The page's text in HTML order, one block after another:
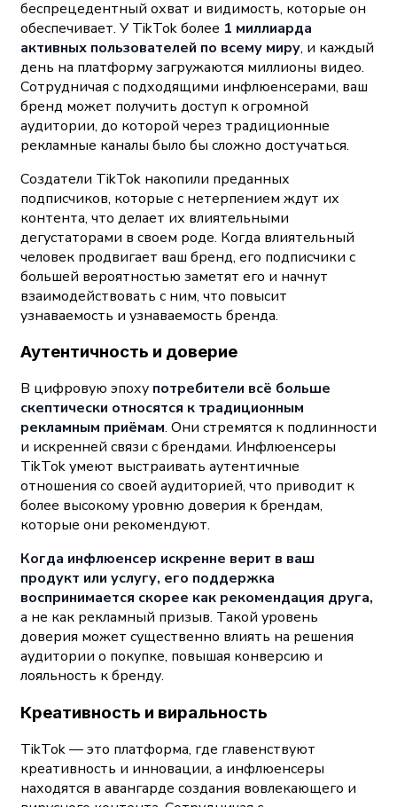
беспрецедентный охват и видимость, которые он
обеспечивает. У TikTok более 1 миллиарда
активных пользователей по всему миру, и каждый
день на платформу загружаются миллионы видео.
Сотрудничая с подходящими инфлюенсерами, ваш
бренд может получить доступ к огромной
аудитории, до которой через традиционные
рекламные каналы было бы сложно достучаться.
Создатели TikTok накопили преданных
подписчиков, которые с нетерпением ждут их
контента, что делает их влиятельными
дегустаторами в своем роде. Когда влиятельный
человек продвигает ваш бренд, его подписчики с
большей вероятностью заметят его и начнут
взаимодействовать с ним, что повысит
узнаваемость и узнаваемость бренда.
Аутентичность и доверие
В цифровую эпоху потребители всё больше
скептически относятся к традиционным
рекламным приёмам. Они стремятся к подлинности
и искренней связи с брендами. Инфлюенсеры
TikTok умеют выстраивать аутентичные
отношения со своей аудиторией, что приводит к
более высокому уровню доверия к брендам,
которые они рекомендуют.
Когда инфлюенсер искренне верит в ваш
продукт или услугу, его поддержка
воспринимается скорее как рекомендация друга,
а не как рекламный призыв. Такой уровень
доверия может существенно влиять на решения
аудитории о покупке, повышая конверсию и
лояльность к бренду.
Креативность и виральность
TikTok — это платформа, где главенствуют
креативность и инновации, а инфлюенсеры
находятся в авангарде создания вовлекающего и